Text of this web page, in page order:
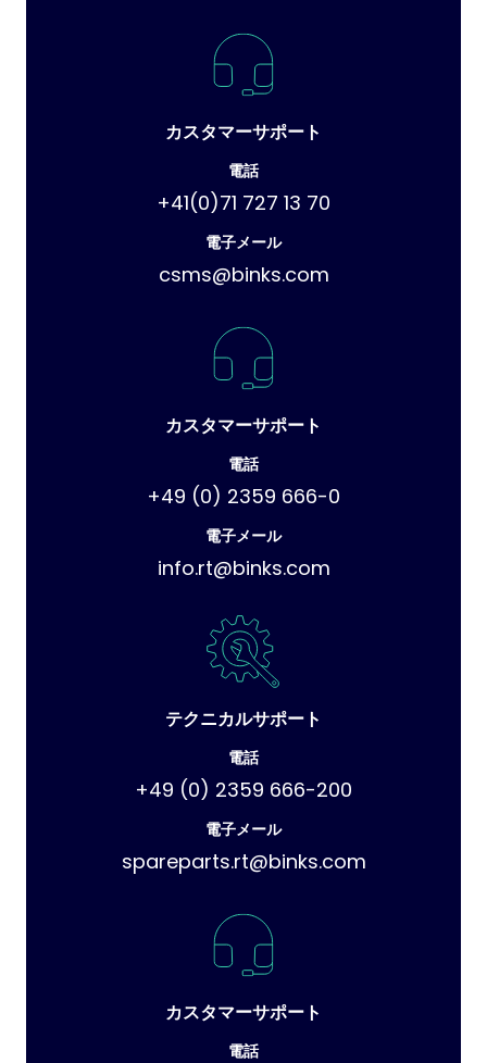
カスタマーサポート
電話
+41(0)71 727 13 70
電子メール
csms@binks.com
カスタマーサポート
電話
+49 (0) 2359 666-0
電子メール
info.rt@binks.com
テクニカルサポート
電話
+49 (0) 2359 666-200
電子メール
spareparts.rt@binks.com
カスタマーサポート
電話